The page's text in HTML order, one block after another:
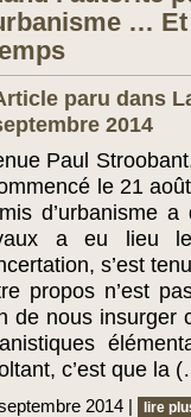
…
paru dans
2014
Paul
le 21
d’urbanisme
a eu lieu
s’est
propos n’est
de nous insurger
c’est que la
2014 | lire